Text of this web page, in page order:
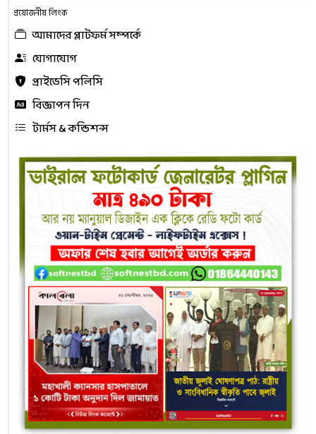
প্রয়োজনীয় লিংক
আমাদের প্লাটফর্ম সম্পর্কে
যোগাযোগ
প্রাইভেসি পলিসি
বিজ্ঞাপন দিন
টার্মস & কন্ডিশন্স